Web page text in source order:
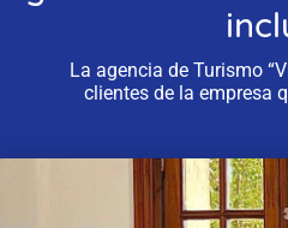
La agencia de Turismo
clientes de la empresa